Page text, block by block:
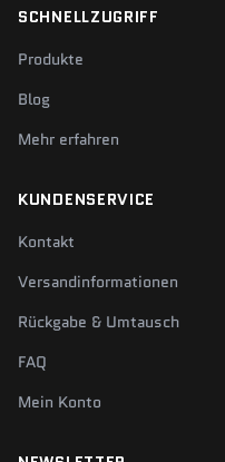
SCHNELLZUGRIFF
Produkte
Blog
Mehr erfahren
KUNDENSERVICE
Kontakt
Versandinformationen
Rückgabe & Umtausch
FAQ
Mein Konto